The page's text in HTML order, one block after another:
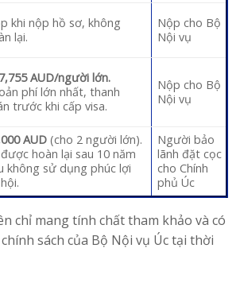
khi nộp hồ sơ, không
lại.
Nộp cho Bộ
Nội vụ
AUD/người lớn.
phí lớn nhất, thanh
trước khi cấp visa.
Nộp cho Bộ
Nội vụ
AUD (cho 2 người lớn).
được hoàn lại sau 10 năm
không sử dụng phúc lợi
Người bảo
lãnh đặt cọc
cho Chính
phủ Úc
chỉ mang tính chất tham khảo và có
sách của Bộ Nội vụ Úc tại thời